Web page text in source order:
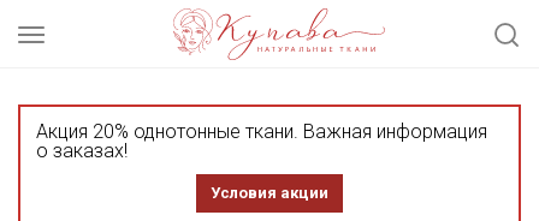
Акция 20% однотонные ткани. Важная информация
о заказах!
Условия акции